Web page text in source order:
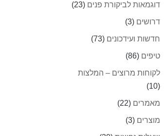
דוגמאות לביקורת פנים (23)
דרושים (3)
חדשות ועידכונים (73)
טיפים (86)
לקוחות מרוצים – המלצות
(10)
מאמרים (22)
מוצרים (3)